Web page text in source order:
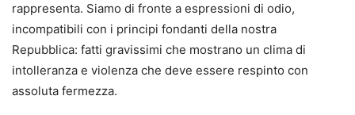
rappresenta. Siamo di fronte a espressioni di odio,
incompatibili con i principi fondanti della nostra
Repubblica: fatti gravissimi che mostrano un clima di
intolleranza e violenza che deve essere respinto con
assoluta fermezza.